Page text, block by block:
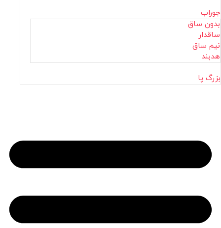
جوراب
بدون ساق
ساقدار
نیم ساق
هدبند
بزرگ پا